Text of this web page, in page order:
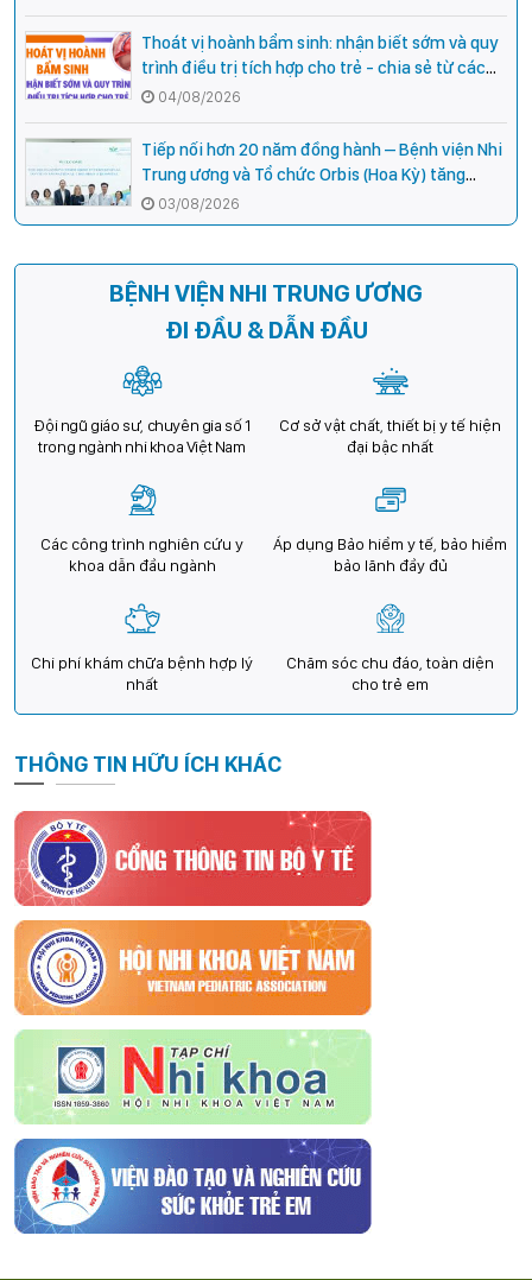
Thoát vị hoành bẩm sinh: nhận biết sớm và quy
trình điều trị tích hợp cho trẻ - chia sẻ từ các
chuyên gia hàng đầu của Bệnh Viện Nhi Trung
04/08/2026
Tiếp nối hơn 20 năm đồng hành – Bệnh viện Nhi
Trung ương và Tổ chức Orbis (Hoa Kỳ) tăng
cường hợp tác, mở rộng cơ hội bảo vệ thị lực
cho trẻ em Việt Nam
03/08/2026
BỆNH VIỆN NHI TRUNG ƯƠNG
ĐI ĐẦU & DẪN ĐẦU
Đội ngũ giáo sư, chuyên gia số 1
trong ngành nhi khoa Việt Nam
Cơ sở vật chất, thiết bị y tế hiện
đại bậc nhất
Các công trình nghiên cứu y
khoa dẫn đầu ngành
Áp dụng Bảo hiểm y tế, bảo hiểm
bảo lãnh đầy đủ
Chi phí khám chữa bệnh hợp lý
nhất
Chăm sóc chu đáo, toàn diện
cho trẻ em
THÔNG TIN HỮU ÍCH KHÁC